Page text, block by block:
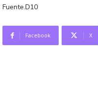
Fuente.D10
Facebook X